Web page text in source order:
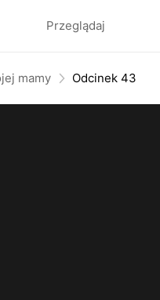
Przeglądaj
mamy Odcinek 43